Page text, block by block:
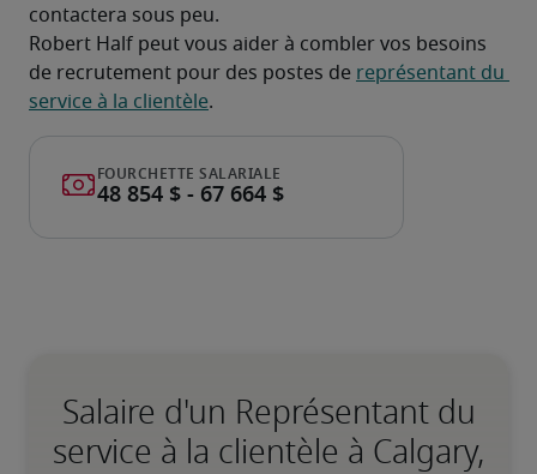
contactera sous peu.
Robert Half peut vous aider à combler vos besoins
de recrutement pour des postes de représentant du
service à la clientèle.
Salaire d'un Représentant du
service à la clientèle à Calgary,